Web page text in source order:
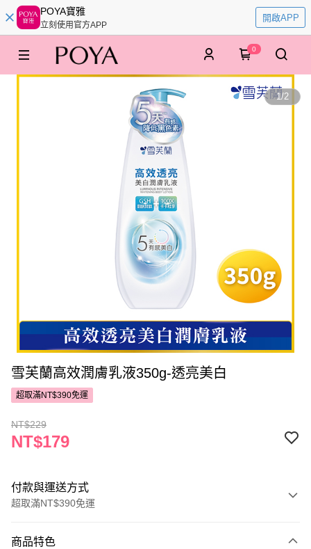
POYA寶雅
立刻使用官方APP
開啟APP
0
1/2
雪芙蘭高效潤膚乳液350g-透亮美白
超取滿NT$390免運
NT$229
NT$179
付款與運送方式
超取滿NT$390免運
商品特色